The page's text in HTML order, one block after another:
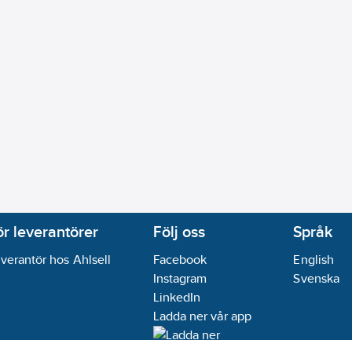
leverantörer
hos Ahlsell
Följ oss
Facebook
Instagram
LinkedIn
Ladda ner vår app
Språk
English
Svenska